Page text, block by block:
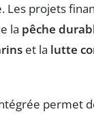
Les projets
la pêche
et la lutte
permet